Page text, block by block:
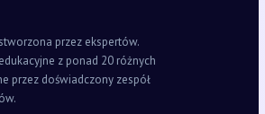
przez ekspertów.
z ponad 20 różnych
przez doświadczony zespół